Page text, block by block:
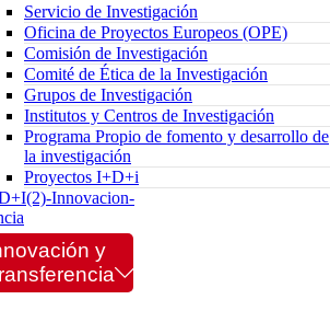
Servicio de Investigación
Oficina de Proyectos Europeos (OPE)
Comisión de Investigación
Comité de Ética de la Investigación
Grupos de Investigación
Institutos y Centros de Investigación
Programa Propio de fomento y desarrollo de
la investigación
Proyectos I+D+i
Innovacion-
y